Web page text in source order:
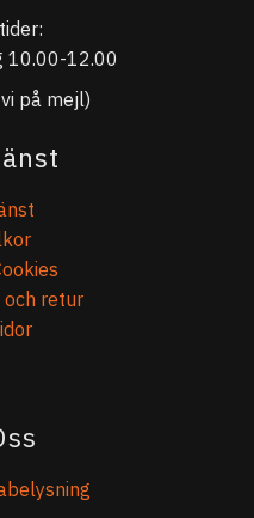
10.00-12.00
på mejl)
och retur